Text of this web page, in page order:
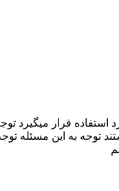
قرار میگیرد
توجه به این مسئله